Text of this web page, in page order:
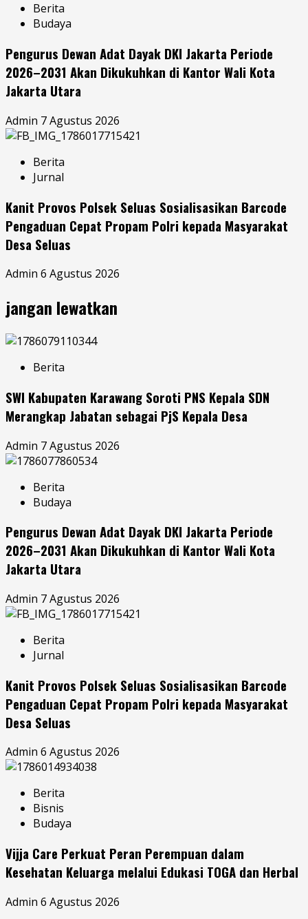
Berita
Budaya
Pengurus Dewan Adat Dayak DKI Jakarta Periode
2026–2031 Akan Dikukuhkan di Kantor Wali Kota
Jakarta Utara
Admin 7 Agustus 2026
Berita
Jurnal
Kanit Provos Polsek Seluas Sosialisasikan Barcode
Pengaduan Cepat Propam Polri kepada Masyarakat
Desa Seluas
Admin 6 Agustus 2026
jangan lewatkan
Berita
SWI Kabupaten Karawang Soroti PNS Kepala SDN
Merangkap Jabatan sebagai PjS Kepala Desa
Admin 7 Agustus 2026
Berita
Budaya
Pengurus Dewan Adat Dayak DKI Jakarta Periode
2026–2031 Akan Dikukuhkan di Kantor Wali Kota
Jakarta Utara
Admin 7 Agustus 2026
Berita
Jurnal
Kanit Provos Polsek Seluas Sosialisasikan Barcode
Pengaduan Cepat Propam Polri kepada Masyarakat
Desa Seluas
Admin 6 Agustus 2026
Berita
Bisnis
Budaya
Vijja Care Perkuat Peran Perempuan dalam
Kesehatan Keluarga melalui Edukasi TOGA dan Herbal
Admin 6 Agustus 2026